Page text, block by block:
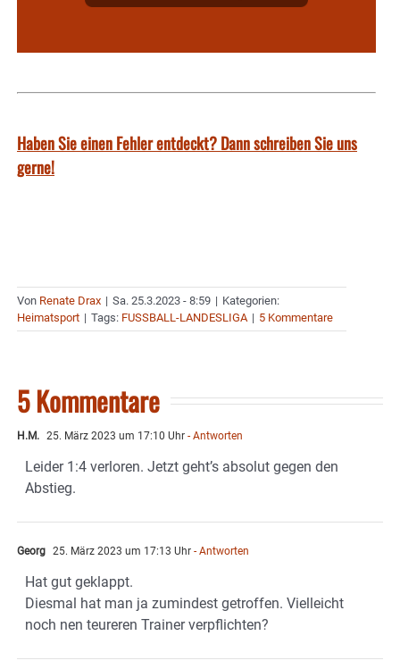
Haben Sie einen Fehler entdeckt? Dann schreiben Sie uns
gerne!
Von Renate Drax | Sa. 25.3.2023 - 8:59 | Kategorien:
Heimatsport | Tags: FUSSBALL-LANDESLIGA | 5 Kommentare
5 Kommentare
H.M. 25. März 2023 um 17:10 Uhr - Antworten
Leider 1:4 verloren. Jetzt geht’s absolut gegen den
Abstieg.
Georg 25. März 2023 um 17:13 Uhr - Antworten
Hat gut geklappt.
Diesmal hat man ja zumindest getroffen. Vielleicht
noch nen teureren Trainer verpflichten?